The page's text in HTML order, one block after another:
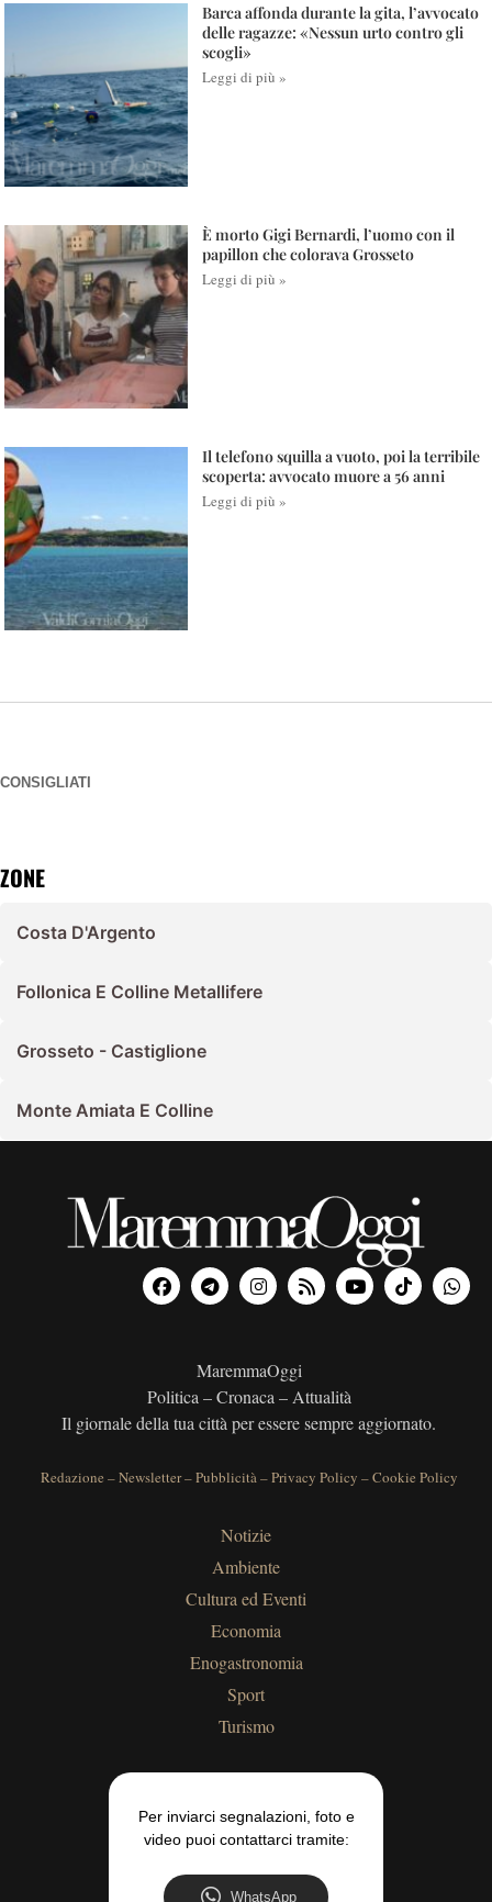
Barca affonda durante la gita, l’avvocato
delle ragazze: «Nessun urto contro gli
scogli»
Leggi di più »
È morto Gigi Bernardi, l’uomo con il
papillon che colorava Grosseto
Leggi di più »
Il telefono squilla a vuoto, poi la terribile
scoperta: avvocato muore a 56 anni
Leggi di più »
CONSIGLIATI
ZONE
Costa D'Argento
Follonica E Colline Metallifere
Grosseto - Castiglione
Monte Amiata E Colline
MaremmaOggi
Politica – Cronaca – Attualità
Il giornale della tua città per essere sempre aggiornato.
Redazione –Newsletter–Pubblicità–Privacy Policy –Cookie Policy
Notizie
Ambiente
Cultura ed Eventi
Economia
Enogastronomia
Sport
Turismo
Per inviarci segnalazioni, foto e
video puoi contattarci tramite:
WhatsApp